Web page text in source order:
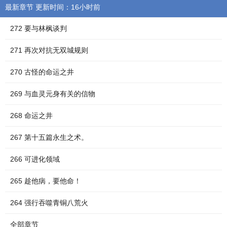
最新章节 更新时间：16小时前
272 要与林枫谈判
271 再次对抗无双城规则
270 古怪的命运之井
269 与血灵元身有关的信物
268 命运之井
267 第十五篇永生之术。
266 可进化领域
265 趁他病，要他命！
264 强行吞噬青铜八荒火
全部章节